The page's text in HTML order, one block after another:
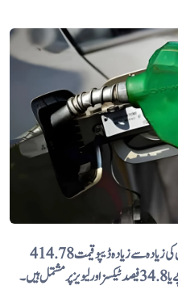
9 مئی 2026 سے نافذ قیمتوں کے مطابق پیٹرول کی زیادہ سے زیادہ ڈیپو قیمت 414.78